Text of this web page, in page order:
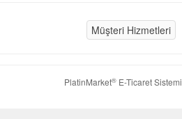
Müşteri Hizmetleri
PlatinMarket®E-Ticaret Sistemi